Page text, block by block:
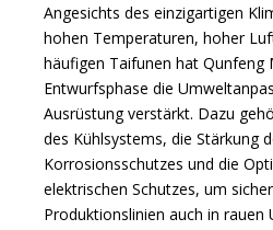
Angesichts des einzigartigen
hohen Temperaturen, hoher
häufigen Taifunen hat Qunfeng
Entwurfsphase die
Ausrüstung verstärkt. Dazu
des Kühlsystems, die Stärkung
Korrosionsschutzes und die
elektrischen Schutzes, um
Produktionslinien auch in rauen